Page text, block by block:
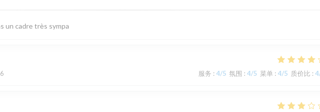
un cadre très sympa
服务 : 4/5 氛围 : 4/5 菜单 : 4/5 质价比 : 4